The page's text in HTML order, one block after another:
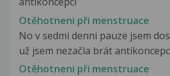
Otěhotneni při menstruace
No v sedmi denni pauze jsem
už jsem nezačla brát
Otěhotneni při menstruace